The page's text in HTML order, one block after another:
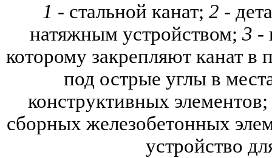
1 - стальной канат; 2 -
натяжным устройством; 3 -
которому закрепляют канат в
под острые углы в
конструктивных элементов;
сборных железобетонных
устройство